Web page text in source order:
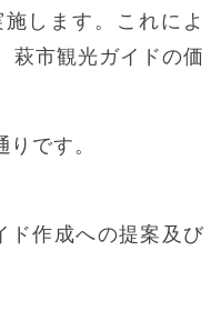
します。これによ
萩市観光ガイドの価
です。
ド作成への提案及び